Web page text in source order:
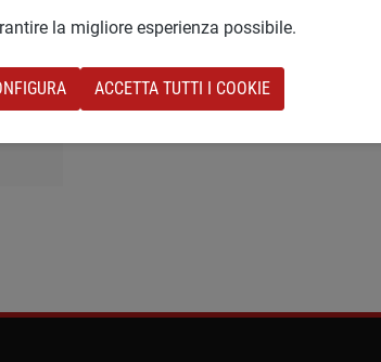
la migliore esperienza possibile.
ACCETTA TUTTI I COOKIE